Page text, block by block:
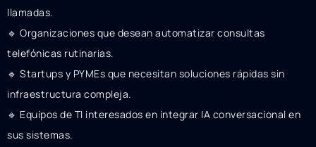
llamadas.
🔹 Organizaciones que desean automatizar consultas
telefónicas rutinarias.
🔹 Startups y PYMEs que necesitan soluciones rápidas sin
infraestructura compleja.
🔹 Equipos de TI interesados en integrar IA conversacional en
sus sistemas.